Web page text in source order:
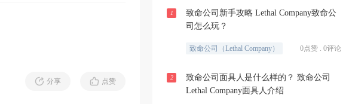
分享 点赞
1
致命公司新手攻略 Lethal Company致命公
司怎么玩？
致命公司（Lethal Company） 0点赞 . 0评论
2
致命公司面具人是什么样的？ 致命公司
Lethal Company面具人介绍